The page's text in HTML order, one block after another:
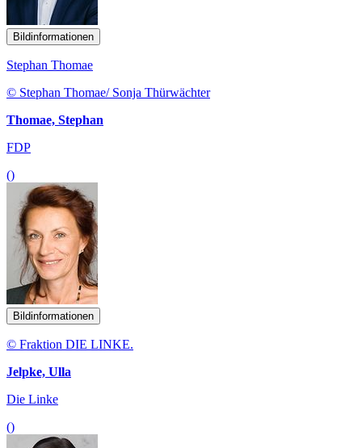
Bildinformationen
Stephan Thomae
© Stephan Thomae/ Sonja Thürwächter
Thomae, Stephan
FDP
()
Bildinformationen
© Fraktion DIE LINKE.
Jelpke, Ulla
Die Linke
()